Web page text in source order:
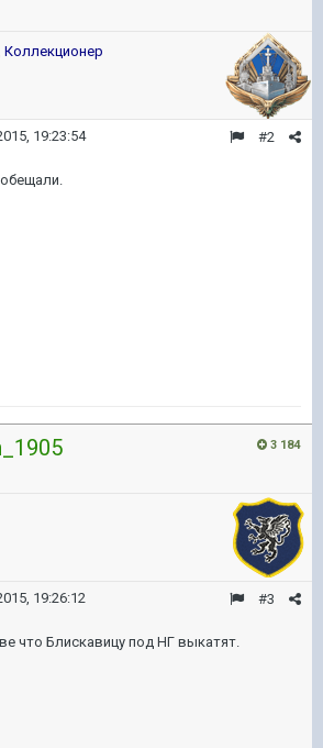
Коллекционер
#2
19:23:54
3 184
#3
19:26:12
что Блискавицу под НГ выкатят.